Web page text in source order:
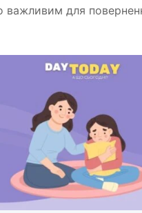
важливим для